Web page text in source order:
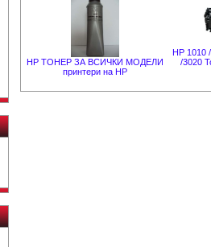
НР ТОНЕР ЗА ВСИЧКИ МОДЕЛИ
принтери на НР
HP 1010
/3020